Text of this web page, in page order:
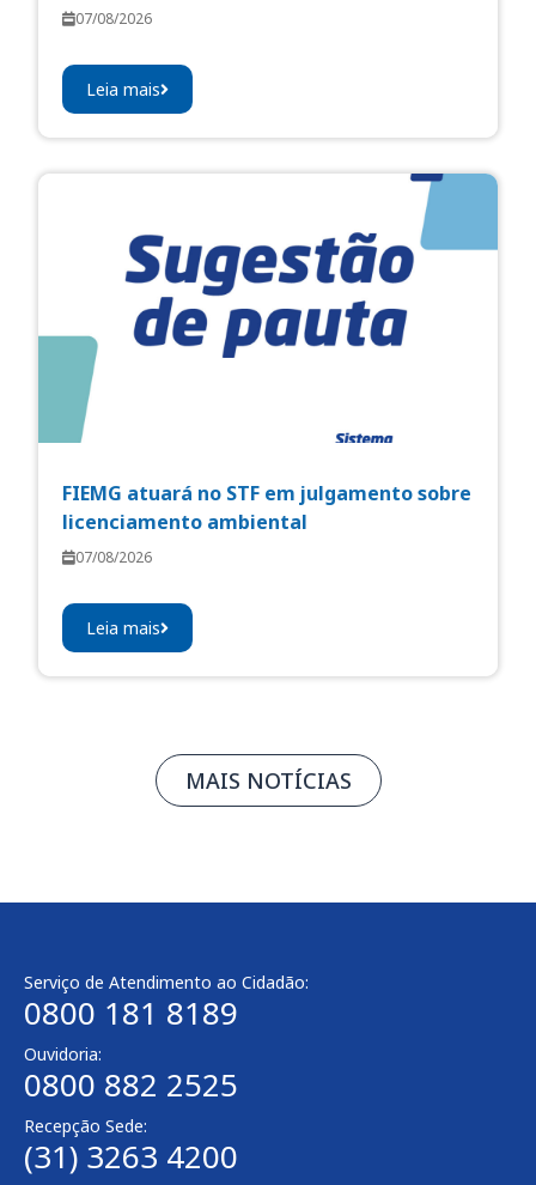
07/08/2026
Leia mais
FIEMG atuará no STF em julgamento sobre
licenciamento ambiental
07/08/2026
Leia mais
MAIS NOTÍCIAS
Serviço de Atendimento ao Cidadão:
0800 181 8189
Ouvidoria:
0800 882 2525​
Recepção Sede:
(31) 3263 4200